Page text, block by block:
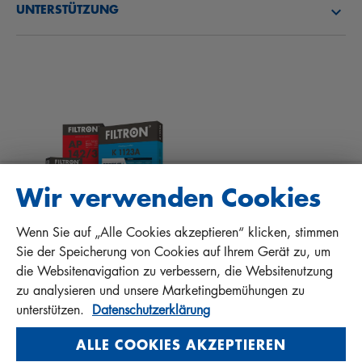
PROTECT+
UNTERSTÜTZUNG
FAQ
MANN+HUMMEL FT Poland
Sp. z o. o. Sp. k.
ul. Wrocławska 145, 63-800 GOSTYŃ, POLAND
Privacy Statement
Imprint
Wir verwenden Cookies
Wenn Sie auf „Alle Cookies akzeptieren“ klicken, stimmen
Sie der Speicherung von Cookies auf Ihrem Gerät zu, um
die Websitenavigation zu verbessern, die Websitenutzung
zu analysieren und unsere Marketingbemühungen zu
unterstützen. Datenschutzerklärung
ALLE COOKIES AKZEPTIEREN